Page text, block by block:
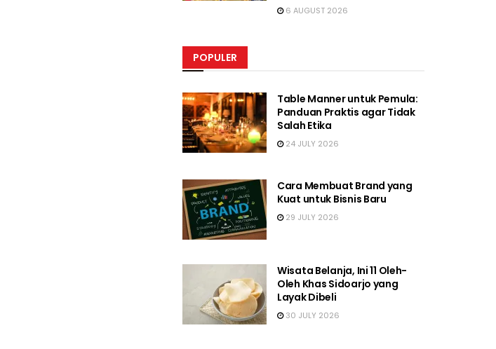
6 AUGUST 2026
POPULER
Table Manner untuk Pemula:
Panduan Praktis agar Tidak
Salah Etika
24 JULY 2026
Cara Membuat Brand yang
Kuat untuk Bisnis Baru
29 JULY 2026
Wisata Belanja, Ini 11 Oleh-
Oleh Khas Sidoarjo yang
Layak Dibeli
30 JULY 2026